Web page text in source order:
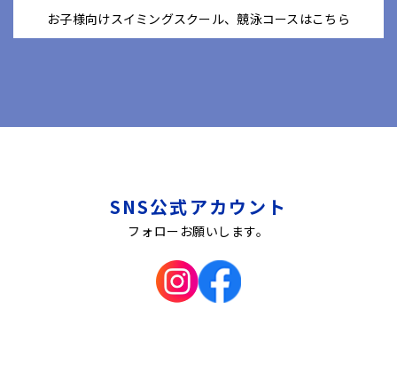
お子様向けスイミングスクール、競泳コースはこちら
SNS公式アカウント
フォローお願いします。